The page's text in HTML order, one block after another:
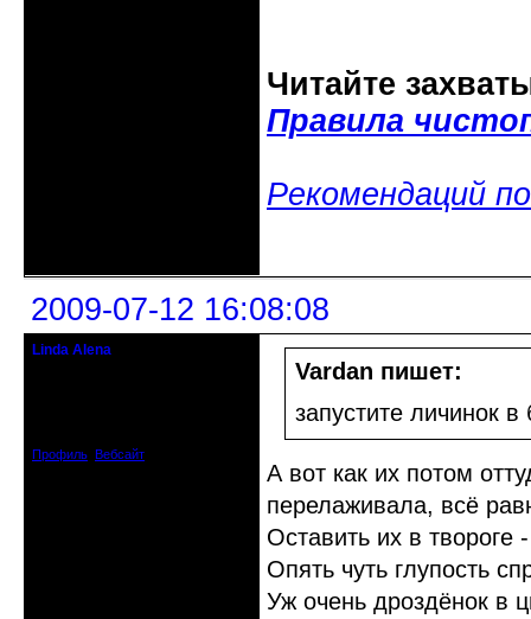
Читайте
Правила
Рекомендаций
2009-07-12 16:08:08
Linda Alena
Профиль Вебсайт
Vardan пишет:
запустите личинок в
А вот как их потом
перелаживала, всё
Оставить их в твороге
Опять чуть глупость
Уж очень дроздёнок в